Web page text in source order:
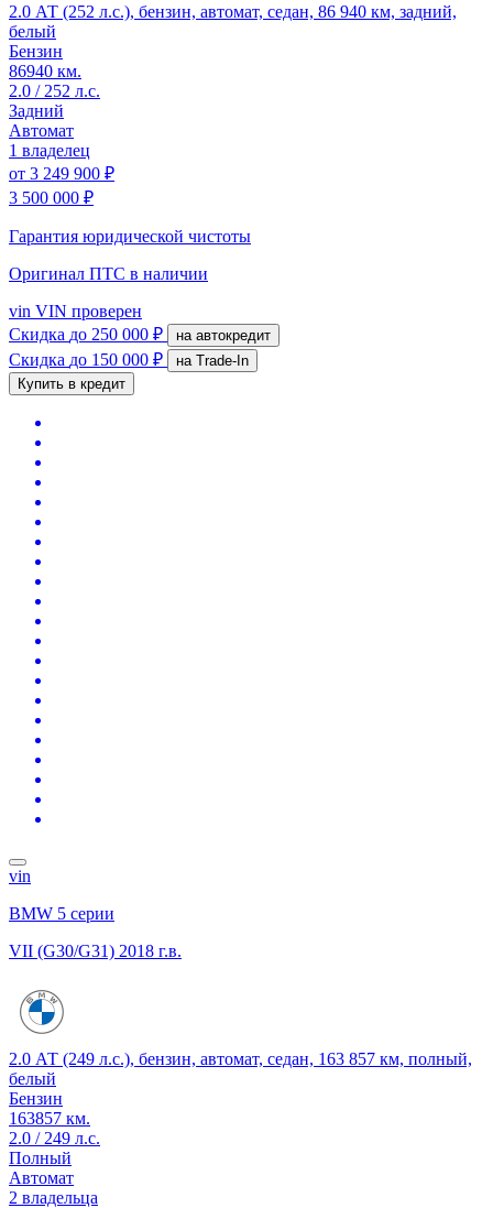
2.0 АТ (252 л.с.), бензин, автомат, седан, 86 940 км, задний,
белый
Бензин
86940 км.
2.0 / 252 л.с.
Задний
Автомат
1 владелец
от 3 249 900 ₽
3 500 000 ₽
Гарантия юридической чистоты
Оригинал ПТС в наличии
vin VIN проверен
Скидка до 250 000 ₽ на автокредит
Скидка до 150 000 ₽
на Trade-In
Купить в кредит
vin
BMW 5 серии
VII (G30/G31) 2018 г.в.
2.0 АТ (249 л.с.), бензин, автомат, седан, 163 857 км, полный,
белый
Бензин
163857 км.
2.0 / 249 л.с.
Полный
Автомат
2 владельца